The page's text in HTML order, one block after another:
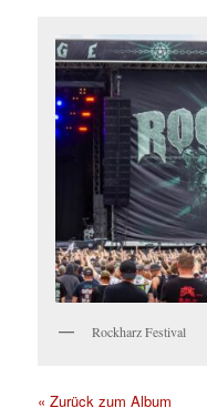
Rockharz Festival
« Zurück zum Album